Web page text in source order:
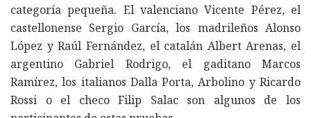
categoría pequeña. El valenciano Vicente Pérez, el
castellonense Sergio García, los madrileños Alonso
López y Raúl Fernández, el catalán Albert Arenas, el
argentino Gabriel Rodrigo, el gaditano Marcos
Ramírez, los italianos Dalla Porta, Arbolino y Ricardo
Rossi o el checo Filip Salac son algunos de los